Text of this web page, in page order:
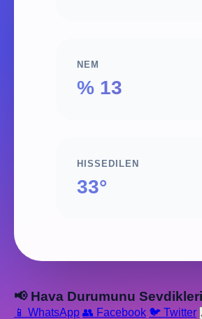
NEM
% 13
HISSEDILEN
33°
📢 Hava Durumunu
📱 WhatsApp 👥 Facebook 🐦 Twitter